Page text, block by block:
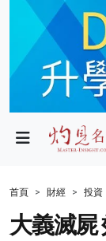
政局
財經
生活
首頁 財經 投資
大義滅屍